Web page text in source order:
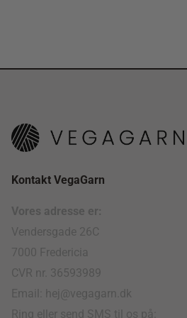
Kontakt VegaGarn
Vores adresse er:
Vendersgade 26C
7000 Fredericia
CVR nr. 36593989
Email: hej@vegagarn.dk
Ring eller send SMS til os på: